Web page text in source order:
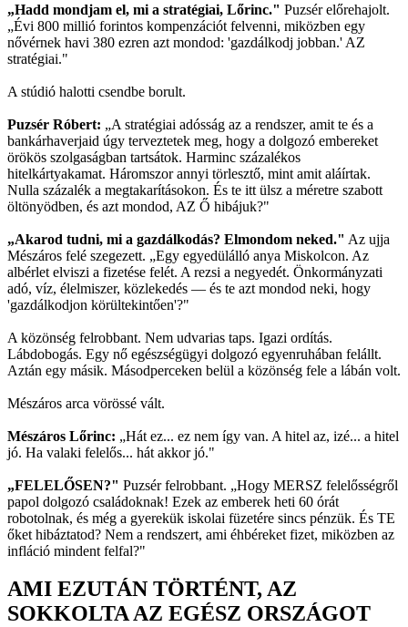
„Hadd mondjam el, mi a stratégiai, Lőrinc." Puzsér előrehajolt.
„Évi 800 millió forintos kompenzációt felvenni, miközben egy
nővérnek havi 380 ezren azt mondod: 'gazdálkodj jobban.' AZ
stratégiai."
A stúdió halotti csendbe borult.
Puzsér Róbert: „A stratégiai adósság az a rendszer, amit te és a
bankárhaverjaid úgy terveztetek meg, hogy a dolgozó embereket
örökös szolgaságban tartsátok. Harminc százalékos
hitelkártyakamat. Háromszor annyi törlesztő, mint amit aláírtak.
Nulla százalék a megtakarításokon. És te itt ülsz a méretre szabott
öltönyödben, és azt mondod, AZ Ő hibájuk?"
„Akarod tudni, mi a gazdálkodás? Elmondom neked." Az ujja
Mészáros felé szegezett. „Egy egyedülálló anya Miskolcon. Az
albérlet elviszi a fizetése felét. A rezsi a negyedét. Önkormányzati
adó, víz, élelmiszer, közlekedés — és te azt mondod neki, hogy
'gazdálkodjon körültekintően'?"
A közönség felrobbant. Nem udvarias taps. Igazi ordítás.
Lábdobogás. Egy nő egészségügyi dolgozó egyenruhában felállt.
Aztán egy másik. Másodperceken belül a közönség fele a lábán volt.
Mészáros arca vörössé vált.
Mészáros Lőrinc: „Hát ez... ez nem így van. A hitel az, izé... a hitel
jó. Ha valaki felelős... hát akkor jó."
„FELELŐSEN?" Puzsér felrobbant. „Hogy MERSZ felelősségről
papol dolgozó családoknak! Ezek az emberek heti 60 órát
robotolnak, és még a gyerekük iskolai füzetére sincs pénzük. És TE
őket hibáztatod? Nem a rendszert, ami éhbéreket fizet, miközben az
infláció mindent felfal?"
AMI EZUTÁN TÖRTÉNT, AZ
SOKKOLTA AZ EGÉSZ ORSZÁGOT